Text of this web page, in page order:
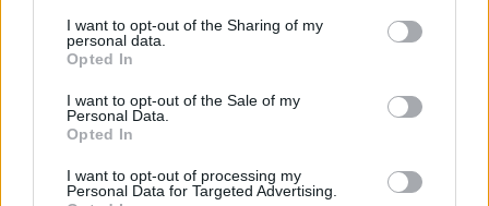
I want to opt-out of the Sharing of my
personal data.
Opted In
I want to opt-out of the Sale of my
Personal Data.
Opted In
I want to opt-out of processing my
Personal Data for Targeted Advertising.
loro pensiero, incentrato sulla ragione e
non più sull’immaginazione.
scrive odi, canzoni, idilli, ma adopera anche
saggistica, trattati e soprattutto il suo